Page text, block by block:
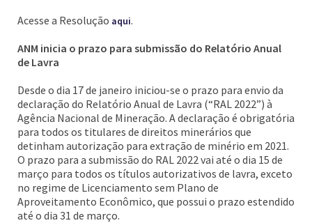
Acesse a Resolução aqui.
ANM inicia o prazo para submissão do Relatório Anual
de Lavra
Desde o dia 17 de janeiro iniciou-se o prazo para envio da
declaração do Relatório Anual de Lavra (“RAL 2022”) à
Agência Nacional de Mineração. A declaração é obrigatória
para todos os titulares de direitos minerários que
detinham autorização para extração de minério em 2021.
O prazo para a submissão do RAL 2022 vai até o dia 15 de
março para todos os títulos autorizativos de lavra, exceto
no regime de Licenciamento sem Plano de
Aproveitamento Econômico, que possui o prazo estendido
até o dia 31 de março.